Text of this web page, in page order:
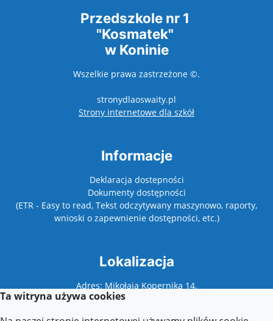
Przedszkole nr 1
"Kosmatek"
w Koninie
Wszelkie prawa zastrzeżone ©.
stronydlaoswaity.pl
Strony internetowe dla szkółotwiera się w
Informacje
Deklaracja dostepności
Dokumenty dostępności
(ETR - Easy to read, Tekst odczytywany maszynowo, raporty,
wnioski o zapewnienie dostępności, etc.)
Lokalizacja
Adres: Mikołaja Kopernika 14,
Ta witryna używa cookies